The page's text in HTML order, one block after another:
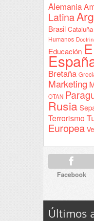
Alemania
Latina
Brasil Cataluña
Humanos
Educación
Bretaña
Marketing
OTAN
Rusia
Terrorismo
Europea
Facebook
Últimos